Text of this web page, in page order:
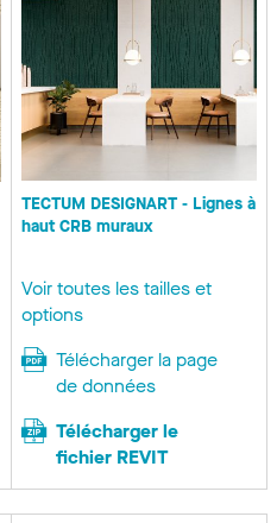
TECTUM DESIGNART - Lignes à
haut CRB muraux
Voir toutes les tailles et
options
Télécharger la page
de données
Télécharger le
fichier REVIT